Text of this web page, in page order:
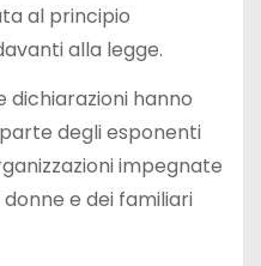
al principio
alla legge.
dichiarazioni hanno
degli esponenti
impegnate
e dei familiari